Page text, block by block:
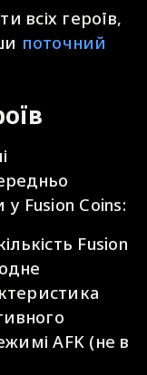
всіх героїв,
поточний
Fusion Coins:
Fusion
AFK (не в